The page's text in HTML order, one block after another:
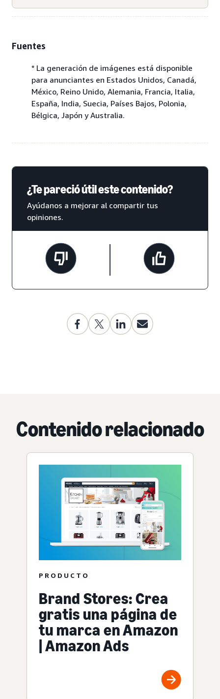
Fuentes
* La generación de imágenes está disponible
para anunciantes en Estados Unidos, Canadá,
México, Reino Unido, Alemania, Francia, Italia,
España, India, Suecia, Países Bajos, Polonia,
Bélgica, Japón y Australia.
¿Te pareció útil este contenido?
Ayúdanos a mejorar al compartir tus
opiniones.
Contenido relacionado
PRODUCTO
Brand Stores: Crea
gratis una página de
tu marca en Amazon
| Amazon Ads